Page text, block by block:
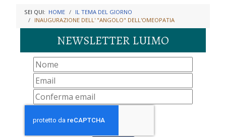
SEI QUI: HOME
IL TEMA DEL GIORNO
INAUGURAZIONE DELL' "ANGOLO" DELL'OMEOPATIA
NEWSLETTER LUIMO